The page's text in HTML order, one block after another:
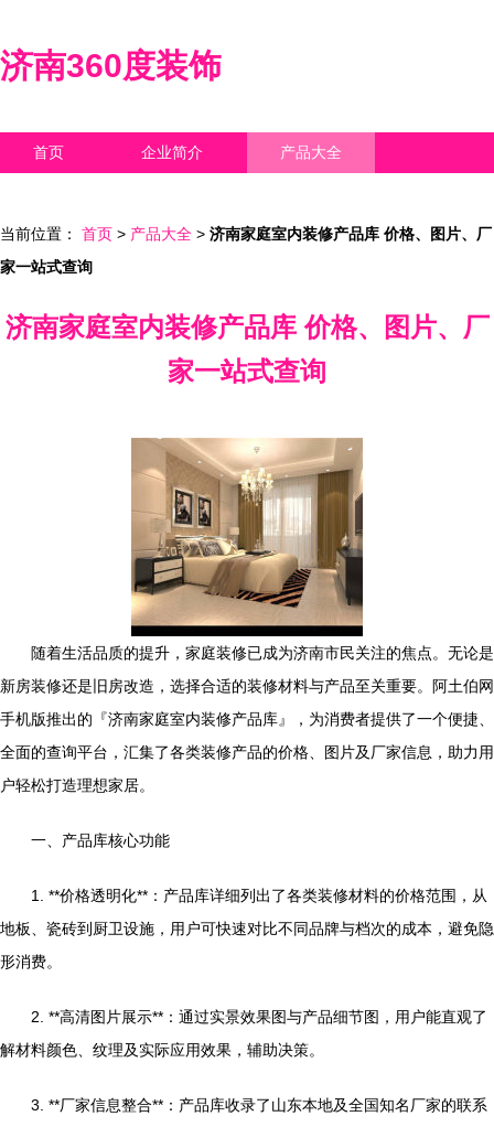
济南360度装饰
首页 企业简介 产品大全
当前位置： 首页 > 产品大全 > 济南家庭室内装修产品库 价格、图片、厂
家一站式查询
济南家庭室内装修产品库 价格、图片、厂
家一站式查询
随着生活品质的提升，家庭装修已成为济南市民关注的焦点。无论是
新房装修还是旧房改造，选择合适的装修材料与产品至关重要。阿土伯网
手机版推出的『济南家庭室内装修产品库』，为消费者提供了一个便捷、
全面的查询平台，汇集了各类装修产品的价格、图片及厂家信息，助力用
户轻松打造理想家居。
一、产品库核心功能
1. **价格透明化**：产品库详细列出了各类装修材料的价格范围，从
地板、瓷砖到厨卫设施，用户可快速对比不同品牌与档次的成本，避免隐
形消费。
2. **高清图片展示**：通过实景效果图与产品细节图，用户能直观了
解材料颜色、纹理及实际应用效果，辅助决策。
3. **厂家信息整合**：产品库收录了山东本地及全国知名厂家的联系